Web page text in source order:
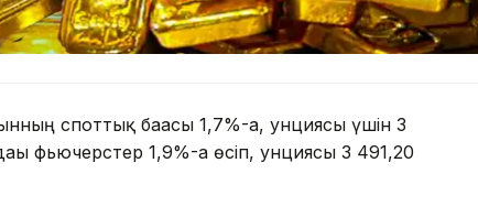
споттық бағасы 1,7%-ға, унциясы үшін 3
фьючерстер 1,9%-ға өсіп, унциясы 3 491,20